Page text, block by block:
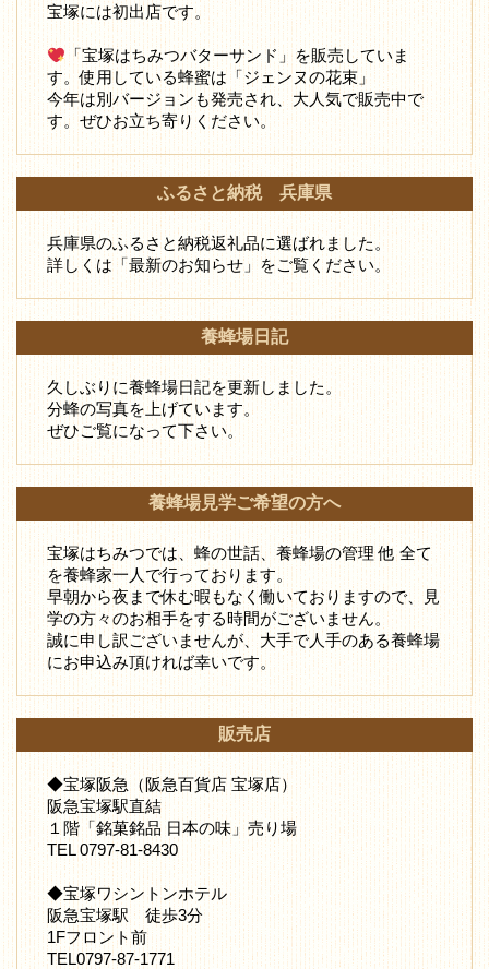
宝塚には初出店です。
「宝塚はちみつバターサンド」を販売していま
す。使用している蜂蜜は「ジェンヌの花束」
今年は別バージョンも発売され、大人気で販売中で
す。ぜひお立ち寄りください。
ふるさと納税 兵庫県
兵庫県のふるさと納税返礼品に選ばれました。
詳しくは「最新のお知らせ」をご覧ください。
養蜂場日記
久しぶりに養蜂場日記を更新しました。
分蜂の写真を上げています。
ぜひご覧になって下さい。
養蜂場見学ご希望の方へ
宝塚はちみつでは、蜂の世話、養蜂場の管理 他 全て
を養蜂家一人で行っております。
早朝から夜まで休む暇もなく働いておりますので、見
学の方々のお相手をする時間がございません。
誠に申し訳ございませんが、大手で人手のある養蜂場
にお申込み頂ければ幸いです。
販売店
◆宝塚阪急（阪急百貨店 宝塚店）
阪急宝塚駅直結
１階「銘菓銘品 日本の味」売り場
TEL 0797-81-8430
◆宝塚ワシントンホテル
阪急宝塚駅 徒歩3分
1Fフロント前
TEL0797-87-1771